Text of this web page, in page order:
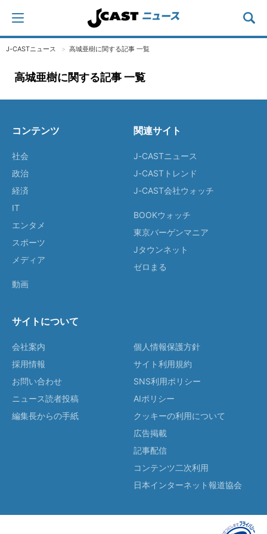
J-CASTニュース 高城亜樹に関する記事 一覧
高城亜樹に関する記事 一覧
コンテンツ
社会
政治
経済
IT
エンタメ
スポーツ
メディア
動画
関連サイト
J-CASTニュース
J-CASTトレンド
J-CAST会社ウォッチ
BOOKウォッチ
東京バーゲンマニア
Jタウンネット
ゼロまる
サイトについて
会社案内
採用情報
お問い合わせ
ニュース読者投稿
編集長からの手紙
個人情報保護方針
サイト利用規約
SNS利用ポリシー
AIポリシー
クッキーの利用について
広告掲載
記事配信
コンテンツ二次利用
日本インターネット報道協会